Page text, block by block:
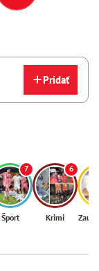
Pridať
7
Šport
6
Krimi